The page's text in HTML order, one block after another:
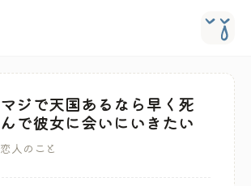
マジで天国あるなら早く死
んで彼女に会いにいきたい
恋人のこと